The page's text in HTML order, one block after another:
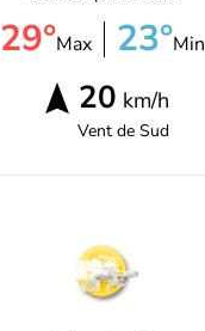
29°Max 23°Min
20 km/h
Vent deSud